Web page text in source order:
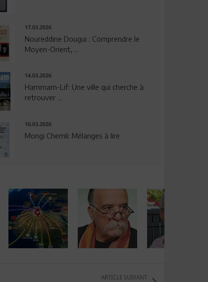
17.03.2026
Noureddine Dougui : Comprendre le
Moyen-Orient, ...
14.03.2026
Hammam-Lif: Une ville qui cherche à
retrouver ...
10.03.2026
Mongi Chemli: Mélanges à lire
ARTICLE SUIVANT